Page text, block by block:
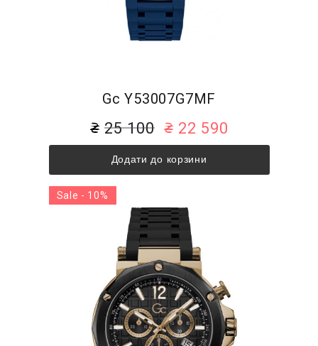
Gc Y53007G7MF
25 100 22 590
Додати до корзини
Sale - 10%